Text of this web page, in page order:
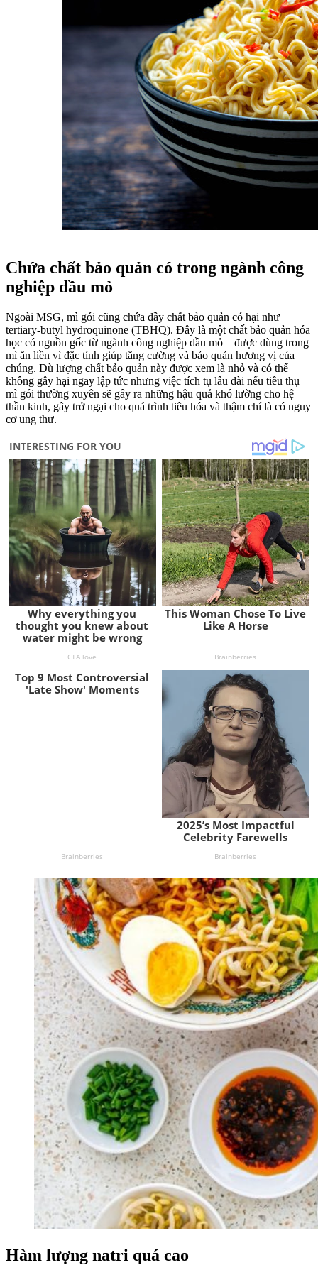
Chứa chất bảo quản có trong ngành công
nghiệp dầu mỏ
Ngoài MSG, mì gói cũng chứa đầy chất bảo quản có hại như
tertiary-butyl hydroquinone (TBHQ). Đây là một chất bảo quản hóa
học có nguồn gốc từ ngành công nghiệp dầu mỏ – được dùng trong
mì ăn liền vì đặc tính giúp tăng cường và bảo quản hương vị của
chúng. Dù lượng chất bảo quản này được xem là nhỏ và có thể
không gây hại ngay lập tức nhưng việc tích tụ lâu dài nếu tiêu thụ
mì gói thường xuyên sẽ gây ra những hậu quả khó lường cho hệ
thần kinh, gây trở ngại cho quá trình tiêu hóa và thậm chí là có nguy
cơ ung thư.
Hàm lượng natri quá cao